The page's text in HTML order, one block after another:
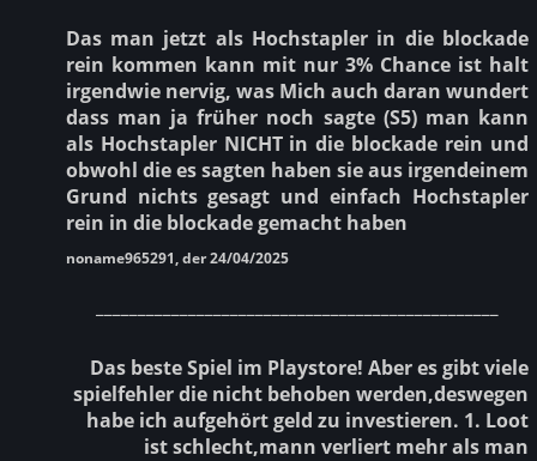
Das man jetzt als Hochstapler in die blockade
rein kommen kann mit nur 3% Chance ist halt
irgendwie nervig, was Mich auch daran wundert
dass man ja früher noch sagte (S5) man kann
als Hochstapler NICHT in die blockade rein und
obwohl die es sagten haben sie aus irgendeinem
Grund nichts gesagt und einfach Hochstapler
rein in die blockade gemacht haben
noname965291, der 24/04/2025
Das beste Spiel im Playstore! Aber es gibt viele
spielfehler die nicht behoben werden,deswegen
habe ich aufgehört geld zu investieren. 1. Loot
ist schlecht,mann verliert mehr als man